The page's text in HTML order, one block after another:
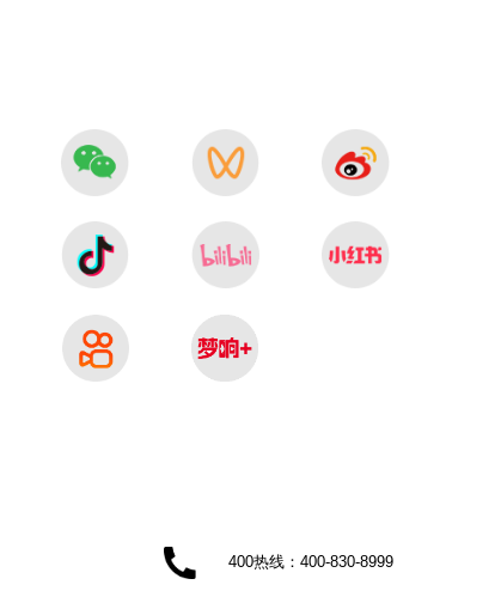
400热线：400-830-8999